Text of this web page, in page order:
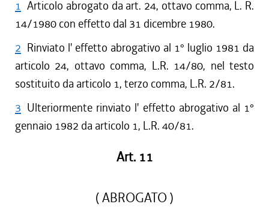
1 Articolo abrogato da art. 24, ottavo comma, L. R.
14/1980 con effetto dal 31 dicembre 1980.
2 Rinviato l' effetto abrogativo al 1° luglio 1981 da
articolo 24, ottavo comma, L.R. 14/80, nel testo
sostituito da articolo 1, terzo comma, L.R. 2/81.
3 Ulteriormente rinviato l' effetto abrogativo al 1°
gennaio 1982 da articolo 1, L.R. 40/81.
Art. 11
( ABROGATO )